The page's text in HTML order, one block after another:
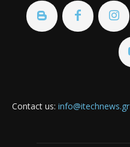
Contact us: info@itechnews.gr